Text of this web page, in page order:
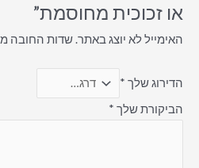
או זכוכית מחוסמת”
האימייל לא יוצג באתר.שדות החובה
הדירוג שלך *
הביקורת שלך *